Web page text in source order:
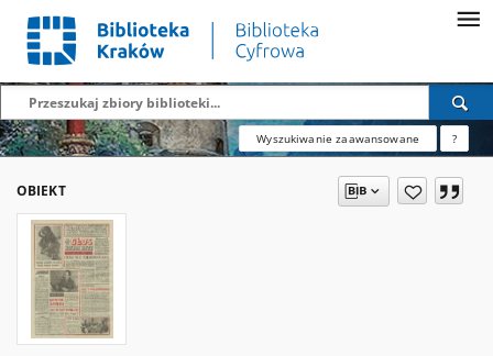
Wyszukiwanie zaawansowane ?
OBIEKT